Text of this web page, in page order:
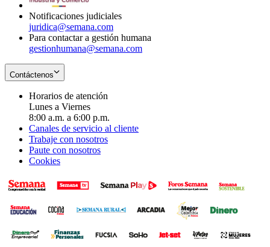
Notificaciones judiciales
juridica@semana.com
Para contactar a gestión humana
gestionhumana@semana.com
Contáctenos
Horarios de atención
Lunes a Viernes
8:00 a.m. a 6:00 p.m.
Canales de servicio al cliente
Trabaje con nosotros
Paute con nosotros
Cookies